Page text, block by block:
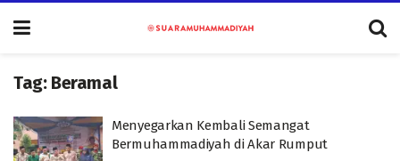
Tag: Beramal
Menyegarkan Kembali Semangat
Bermuhammadiyah di Akar Rumput